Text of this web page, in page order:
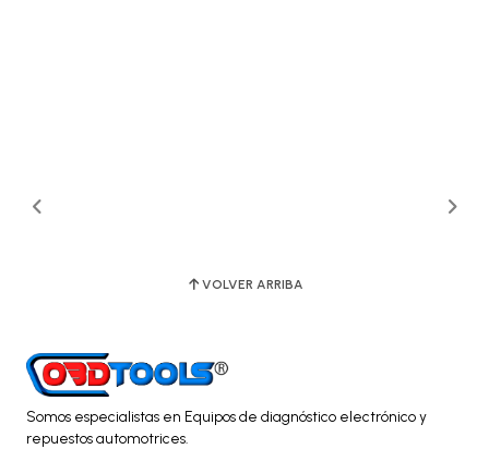
VOLVER ARRIBA
Somos especialistas en Equipos de diagnóstico electrónico y
repuestos automotrices.